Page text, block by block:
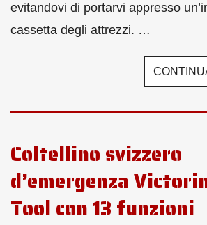
evitandovi di portarvi appresso
cassetta degli attrezzi. …
Coltellino svizzero
d’emergenza
Tool con 13 funzioni